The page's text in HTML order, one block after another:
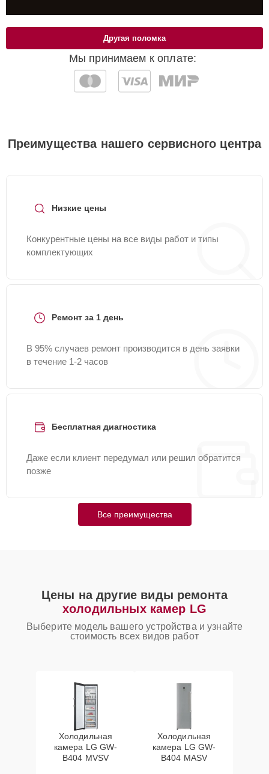
Мы принимаем к оплате:
Другая поломка
Преимущества нашего сервисного центра
Низкие цены
Конкурентные цены на все виды работ и типы
комплектующих
Ремонт за 1 день
В 95% случаев ремонт производится в день заявки
в течение 1-2 часов
Бесплатная диагностика
Даже если клиент передумал или решил обратится
позже
Все преимущества
Цены на другие виды ремонта
холодильных камер LG
Выберите модель вашего устройства и узнайте
стоимость всех видов работ
Холодильная
камера LG GW-
B404 MVSV
Холодильная
камера LG GW-
B404 MASV